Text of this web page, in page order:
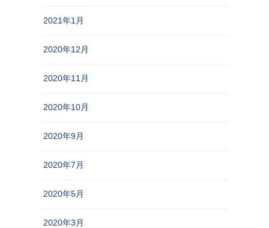
2021年1月
2020年12月
2020年11月
2020年10月
2020年9月
2020年7月
2020年5月
2020年3月